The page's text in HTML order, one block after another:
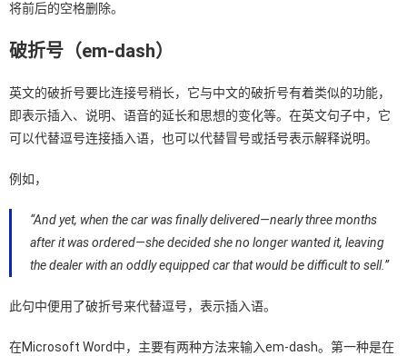
将前后的空格删除。
破折号（em-dash）
英文的破折号要比连接号稍长，它与中文的破折号有着类似的功能，
即表示插入、说明、语音的延长和思想的变化等。在英文句子中，它
可以代替逗号连接插入语，也可以代替冒号或括号表示解释说明。
例如，
“And yet, when the car was finally delivered⁠—nearly three months
after it was ordered⁠—she decided she no longer wanted it, leaving
the dealer with an oddly equipped car that would be difficult to sell.”
此句中便用了破折号来代替逗号，表示插入语。
在Microsoft Word中，主要有两种方法来输入em-dash。第一种是在